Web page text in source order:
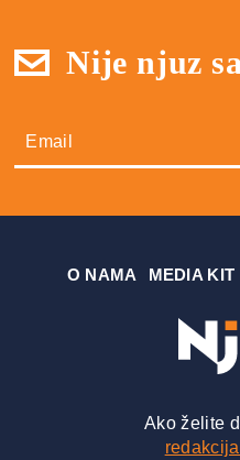
Nije njuz
О NAMA MEDIA KIT
Ako želite